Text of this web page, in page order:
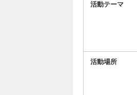
活動テーマ
活動場所